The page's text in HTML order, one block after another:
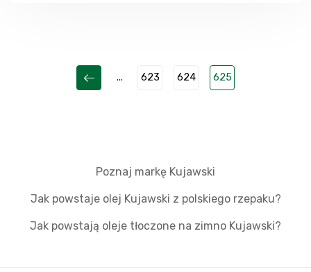
... 623 624 625
Poznaj markę Kujawski
Jak powstaje olej Kujawski z polskiego rzepaku?
Jak powstają oleje tłoczone na zimno Kujawski?